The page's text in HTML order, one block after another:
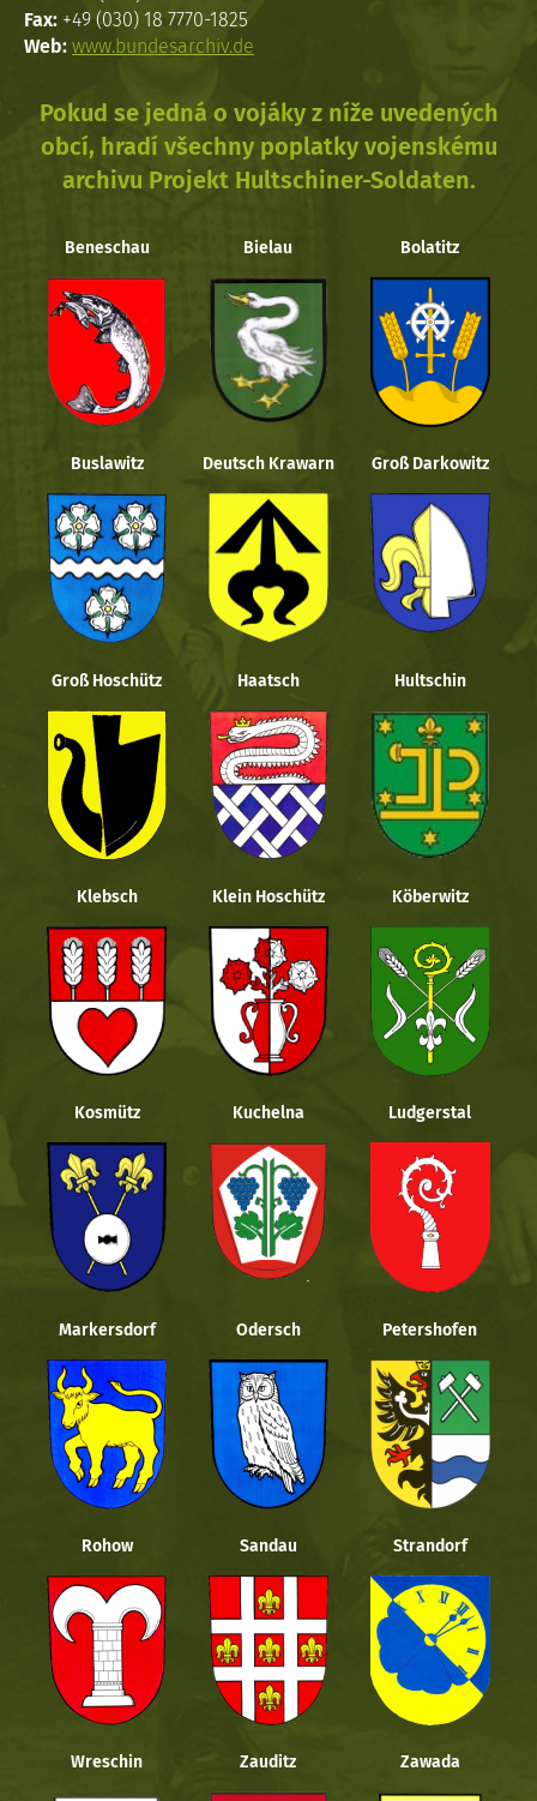
Fax: +49 (030) 18 7770-1825
Web: www.bundesarchiv.de
Pokud se jedná o vojáky z níže uvedených
obcí, hradí všechny poplatky vojenskému
archivu Projekt Hultschiner-Soldaten.
Beneschau Bielau Bolatitz
Buslawitz Deutsch Krawarn Groß Darkowitz
Groß Hoschütz Haatsch Hultschin
Klebsch Klein Hoschütz Köberwitz
Kosmütz Kuchelna Ludgerstal
Markersdorf Odersch Petershofen
Rohow Sandau Strandorf
Wreschin Zauditz Zawada